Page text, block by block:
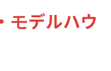
モデルハウ